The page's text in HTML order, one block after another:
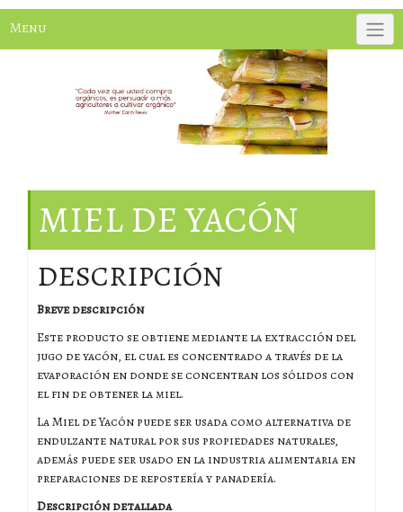
Menu
MIEL DE YACÓN
DESCRIPCIÓN
Breve descripción
Este producto se obtiene mediante la extracción del
jugo de yacón, el cual es concentrado a través de la
evaporación en donde se concentran los sólidos con
el fin de obtener la miel.
La Miel de Yacón puede ser usada como alternativa de
endulzante natural por sus propiedades naturales,
además puede ser usado en la industria alimentaria en
preparaciones de repostería y panadería.
Descripción detallada